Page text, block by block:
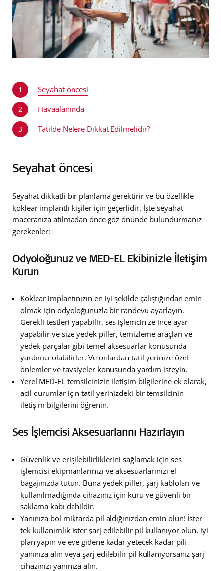
1 Seyahat öncesi
2 Havaalanında
3 Tatilde Nelere Dikkat Edilmelidir?
Seyahat öncesi
Seyahat dikkatli bir planlama gerektirir ve bu özellikle
koklear implantlı kişiler için geçerlidir. İşte seyahat
maceranıza atılmadan önce göz önünde bulundurmanız
gerekenler:
Odyoloğunuz ve MED-EL Ekibinizle İletişim
Kurun
Koklear implantınızın en iyi şekilde çalıştığından emin
olmak için odyoloğunuzla bir randevu ayarlayın.
Gerekli testleri yapabilir, ses işlemcinize ince ayar
yapabilir ve size yedek piller, temizleme araçları ve
yedek parçalar gibi temel aksesuarlar konusunda
yardımcı olabilirler. Ve onlardan tatil yerinize özel
önlemler ve tavsiyeler konusunda yardım isteyin.
Yerel MED-EL temsilcinizin iletişim bilgilerine ek olarak,
acil durumlar için tatil yerinizdeki bir temsilcinin
iletişim bilgilerini öğrenin.
Ses İşlemcisi Aksesuarlarını Hazırlayın
Güvenlik ve erişilebilirliklerini sağlamak için ses
işlemcisi ekipmanlarınızı ve aksesuarlarınızı el
bagajınızda tutun. Buna yedek piller, şarj kabloları ve
kullanılmadığında cihazınız için kuru ve güvenli bir
saklama kabı dahildir.
Yanınıza bol miktarda pil aldığınızdan emin olun! İster
tek kullanımlık ister şarj edilebilir pil kullanıyor olun, iyi
plan yapın ve eve gidene kadar yetecek kadar pili
yanınıza alın veya şarj edilebilir pil kullanıyorsanız şarj
cihazınızı yanınıza alın.